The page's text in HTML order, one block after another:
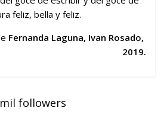
feliz, bella y feliz.
Fernanda Laguna, Ivan Rosado,
2019.
followers